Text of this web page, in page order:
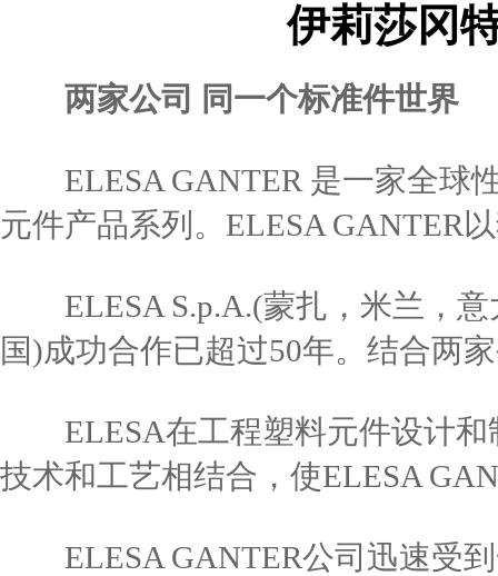
伊莉莎冈
两家公司 同一个标准件世界
ELESA GANTER 是一家全球
元件产品系列。ELESA GANTER
ELESA S.p.A.(蒙扎，米兰，意
国)成功合作已超过50年。结合两
ELESA在工程塑料元件设计和
技术和工艺相结合，使ELESA
ELESA GANTER公司迅速受到